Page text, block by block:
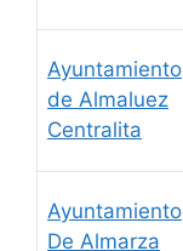
Ayuntamiento
de Almaluez
Centralita
Ayuntamiento
De Almarza